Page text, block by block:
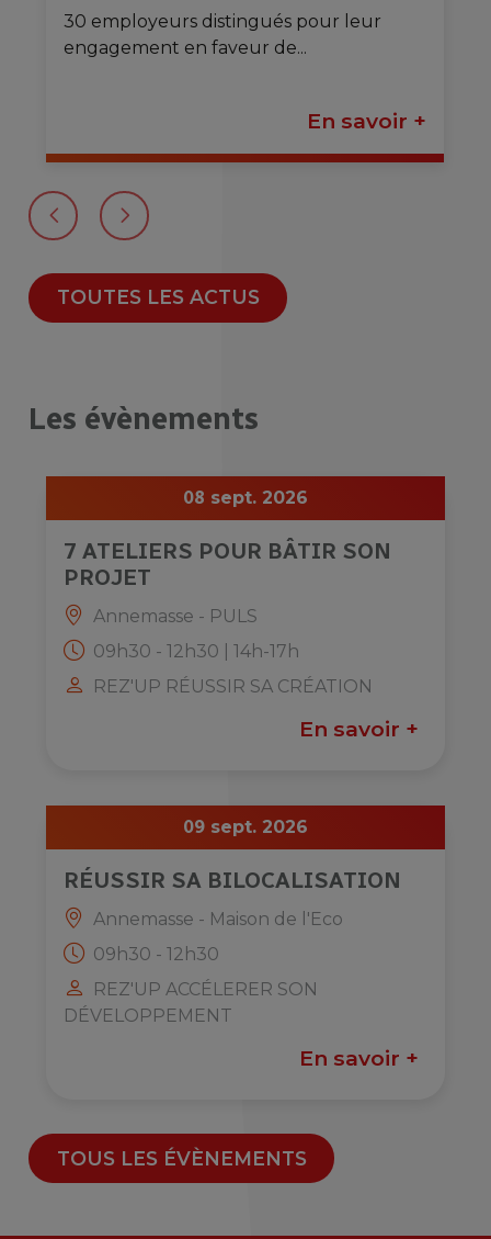
30 employeurs distingués pour leur
engagement en faveur de...
En savoir +
TOUTES LES ACTUS
Les évènements
08 sept. 2026
7 ATELIERS POUR BÂTIR SON
PROJET
Annemasse - PULS
09h30 - 12h30 | 14h-17h
REZ'UP RÉUSSIR SA CRÉATION
En savoir +
09 sept. 2026
RÉUSSIR SA BILOCALISATION
Annemasse - Maison de l'Eco
09h30 - 12h30
REZ'UP ACCÉLERER SON
DÉVELOPPEMENT
En savoir +
TOUS LES ÉVÈNEMENTS